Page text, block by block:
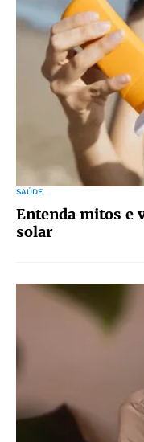
SAÚDE
Entenda mitos e
solar